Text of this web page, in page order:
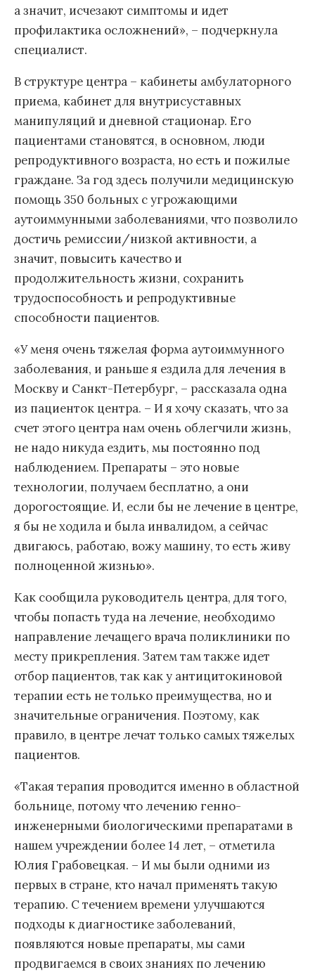
а значит, исчезают симптомы и идет
профилактика осложнений», – подчеркнула
специалист.
В структуре центра – кабинеты амбулаторного
приема, кабинет для внутрисуставных
манипуляций и дневной стационар. Его
пациентами становятся, в основном, люди
репродуктивного возраста, но есть и пожилые
граждане. За год здесь получили медицинскую
помощь 350 больных с угрожающими
аутоиммунными заболеваниями, что позволило
достичь ремиссии/низкой активности, а
значит, повысить качество и
продолжительность жизни, сохранить
трудоспособность и репродуктивные
способности пациентов.
«У меня очень тяжелая форма аутоиммунного
заболевания, и раньше я ездила для лечения в
Москву и Санкт-Петербург, – рассказала одна
из пациенток центра. – И я хочу сказать, что за
счет этого центра нам очень облегчили жизнь,
не надо никуда ездить, мы постоянно под
наблюдением. Препараты – это новые
технологии, получаем бесплатно, а они
дорогостоящие. И, если бы не лечение в центре,
я бы не ходила и была инвалидом, а сейчас
двигаюсь, работаю, вожу машину, то есть живу
полноценной жизнью».
Как сообщила руководитель центра, для того,
чтобы попасть туда на лечение, необходимо
направление лечащего врача поликлиники по
месту прикрепления. Затем там также идет
отбор пациентов, так как у антицитокиновой
терапии есть не только преимущества, но и
значительные ограничения. Поэтому, как
правило, в центре лечат только самых тяжелых
пациентов.
«Такая терапия проводится именно в областной
больнице, потому что лечению генно-
инженерными биологическими препаратами в
нашем учреждении более 14 лет, – отметила
Юлия Грабовецкая. – И мы были одними из
первых в стране, кто начал применять такую
терапию. С течением времени улучшаются
подходы к диагностике заболеваний,
появляются новые препараты, мы сами
продвигаемся в своих знаниях по лечению